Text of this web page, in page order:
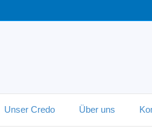
Unser Credo Über uns